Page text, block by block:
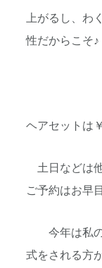
上がるし、わ
性だからこそ♪
ヘアセットは
土日などは
ご予約はお早
今年は私の
式をされる方